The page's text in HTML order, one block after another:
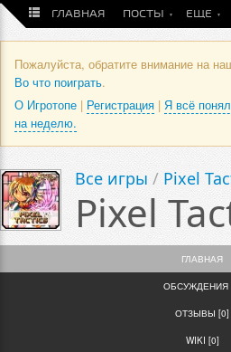
ГЛАВНАЯ ПОСТЫ ЕЩЕ
Пожалуйста, обратите внимание на
Во что поиграть.
О Игротопе | Регистрация | Я всё
на неделю.
Все игры / Pixel
Pixel
ГЛАВНАЯ
ОБСУЖДЕНИЯ
ОТЗЫВЫ [0]
WIKI [0]